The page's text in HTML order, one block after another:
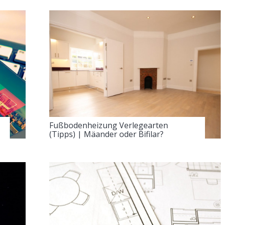
Fußbodenheizung Verlegearten
(Tipps) | Mäander oder Bifilar?